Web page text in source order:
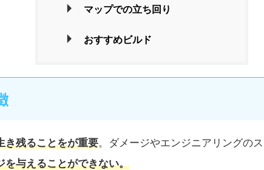
マップでの立ち回り
おすすめビルド
き残ることをが重要。ダメージやエンジニアリングの
を与えることができない。